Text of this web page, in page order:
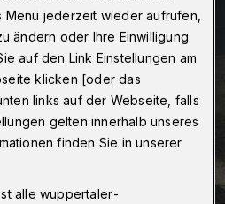
Menü jederzeit wieder aufrufen,
ändern oder Ihre Einwilligung
auf den Link Einstellungen am
klicken [oder das
links auf der Webseite, falls
gelten innerhalb unseres
finden Sie in unserer
alle wuppertaler-